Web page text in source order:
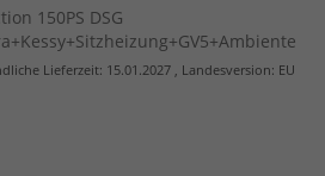
150PS DSG
Lieferzeit: 15.01.2027 , Landesversion: EU